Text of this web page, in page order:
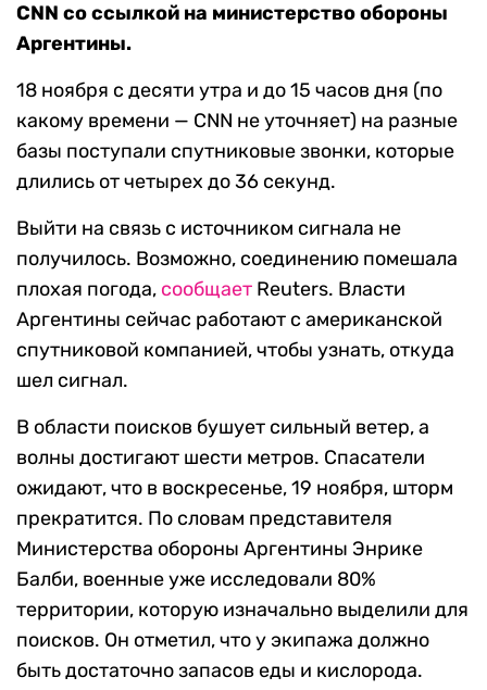
CNN со ссылкой на министерство обороны
Аргентины.
18 ноября с десяти утра и до 15 часов дня (по
какому времени — CNN не уточняет) на разные
базы поступали спутниковые звонки, которые
длились от четырех до 36 секунд.
Выйти на связь с источником сигнала не
получилось. Возможно, соединению помешала
плохая погода, сообщает Reuters. Власти
Аргентины сейчас работают с американской
спутниковой компанией, чтобы узнать, откуда
шел сигнал.
В области поисков бушует сильный ветер, а
волны достигают шести метров. Спасатели
ожидают, что в воскресенье, 19 ноября, шторм
прекратится. По словам представителя
Министерства обороны Аргентины Энрике
Балби, военные уже исследовали 80%
территории, которую изначально выделили для
поисков. Он отметил, что у экипажа должно
быть достаточно запасов еды и кислорода.